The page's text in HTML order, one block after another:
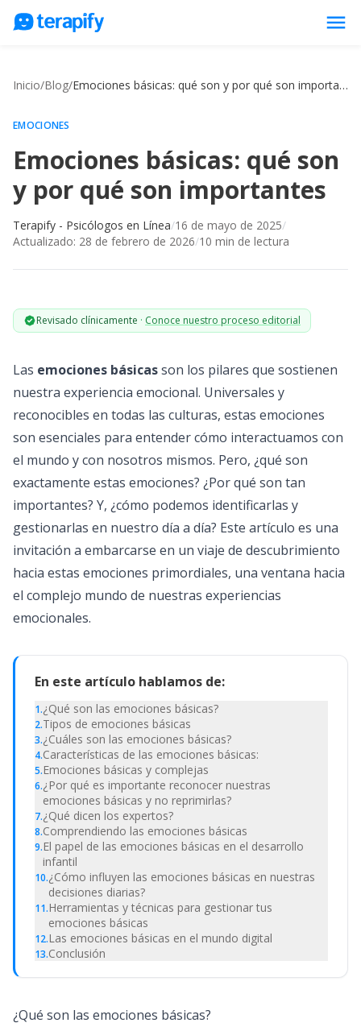
menu
Opiniones
Empresas
Preguntas frecuentes
Trabaja con nosotros
Inicio/Blog/ Emociones básicas: qué son y por qué son importantes
EMOCIONES
Emociones básicas: qué son
y por qué son importantes
Terapify - Psicólogos en Línea/16 de mayo de 2025/
Actualizado: 28 de febrero de 2026/10 min de lectura
Revisado clínicamente · Conoce nuestro proceso editorial
Las emociones básicasson los pilares que sostienen
nuestra experiencia emocional. Universales y
reconocibles en todas las culturas, estas emociones
son esenciales para entender cómo interactuamos con
el mundo y con nosotros mismos. Pero, ¿qué son
exactamente estas emociones? ¿Por qué son tan
importantes? Y, ¿cómo podemos identificarlas y
gestionarlas en nuestro día a día? Este artículo es una
invitación a embarcarse en un viaje de descubrimiento
hacia estas emociones primordiales, una ventana hacia
el complejo mundo de nuestras experiencias
emocionales.
En este artículo hablamos de:
1.¿Qué son las emociones básicas?
2.Tipos de emociones básicas
3.¿Cuáles son las emociones básicas?
4.Características de las emociones básicas:
5.Emociones básicas y complejas
6.¿Por qué es importante reconocer nuestras
emociones básicas y no reprimirlas?
7.¿Qué dicen los expertos?
8.Comprendiendo las emociones básicas
9.El papel de las emociones básicas en el desarrollo
infantil
10.¿Cómo influyen las emociones básicas en nuestras
decisiones diarias?
11.Herramientas y técnicas para gestionar tus
emociones básicas
12.Las emociones básicas en el mundo digital
13.Conclusión
¿Qué son las emociones básicas?